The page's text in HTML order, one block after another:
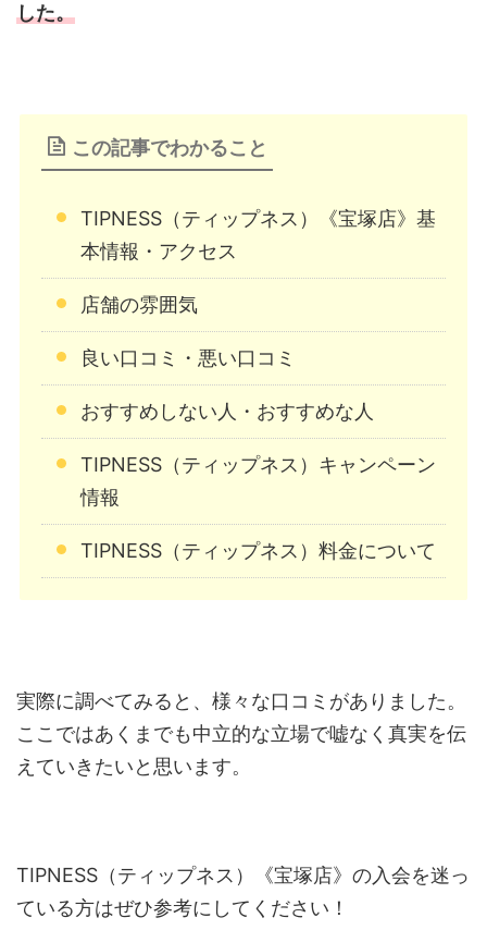
した。
この記事でわかること
TIPNESS（ティップネス）《宝塚店》基
本情報・アクセス
店舗の雰囲気
良い口コミ・悪い口コミ
おすすめしない人・おすすめな人
TIPNESS（ティップネス）キャンペーン
情報
TIPNESS（ティップネス）料金について
実際に調べてみると、様々な口コミがありました。
ここではあくまでも中立的な立場で嘘なく真実を伝
えていきたいと思います。
TIPNESS（ティップネス）《宝塚店》の入会を迷っ
ている方はぜひ参考にしてください！